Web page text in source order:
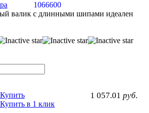
1066600
валик с длинными шипами идеален
1 057.01 руб.
Купить
Купить в 1 клик